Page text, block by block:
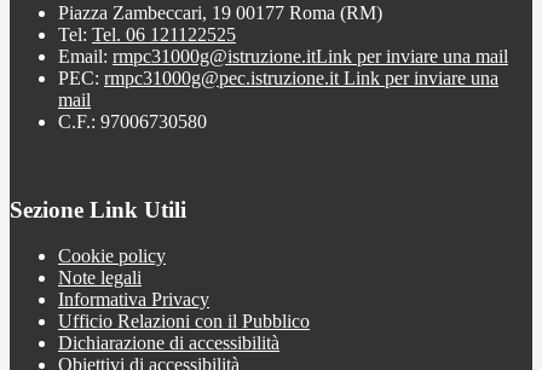
Piazza Zambeccari, 19 00177 Roma (RM)
Tel: Tel. 06 121122525
Email: rmpc31000g@istruzione.itLink per inviare una mail
PEC: rmpc31000g@pec.istruzione.it Link per inviare una
mail
C.F.: 97006730580
Sezione Link Utili
Cookie policy
Note legali
Informativa Privacy
Ufficio Relazioni con il Pubblico
Dichiarazione di accessibilità
Obiettivi di accessibilità